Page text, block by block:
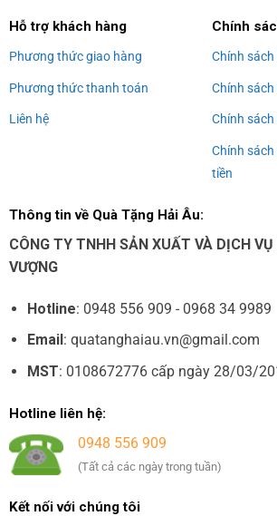
Hỗ trợ khách hàng
Phương thức giao hàng
Phương thức thanh toán
Liên hệ
Chính
Chính
Chính
Chính
Chính
tiền
Thông tin về Quà Tặng Hải Âu:
CÔNG TY TNHH SẢN XUẤT VÀ DỊCH
VƯỢNG
Hotline: 0948 556 909 - 0968 34 9989
Email : quatanghaiau.vn@gmail.com
MST: 0108672776 cấp ngày 28/03/
Hotline liên hệ:
0948 556 909
(Tất cả các ngày trong tuần)
Kết nối với chúng tôi